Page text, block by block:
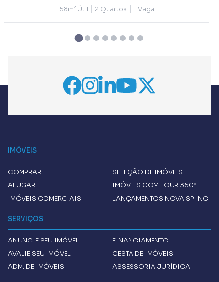
58m² Útil | 2 Quartos | 1 Vaga
IMÓVEIS
COMPRAR
ALUGAR
IMÓVEIS COMERCIAIS
SELEÇÃO DE IMÓVEIS
IMÓVEIS COM TOUR 360º
LANÇAMENTOS NOVA SP INC
SERVIÇOS
ANUNCIE SEU IMÓVEL
AVALIE SEU IMÓVEL
ADM. DE IMÓVEIS
FINANCIAMENTO
CESTA DE IMÓVEIS
ASSESSORIA JURÍDICA